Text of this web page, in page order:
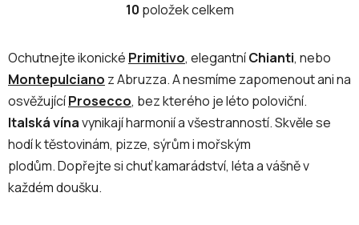
O
l
á
d
a
c
í
p
r
10 položek celkem
Ochutnejte ikonické Primitivo, elegantníChianti, nebo
Montepulciano z Abruzza. A nesmíme zapomenout ani na
osvěžujícíProsecco, bez kterého je léto poloviční.
Italská vínavynikají harmonií a všestranností. Skvěle se
hodí k těstovinám, pizze, sýrům i mořským
plodům. Dopřejte si chuť kamarádství, léta a vášně v
každém doušku.